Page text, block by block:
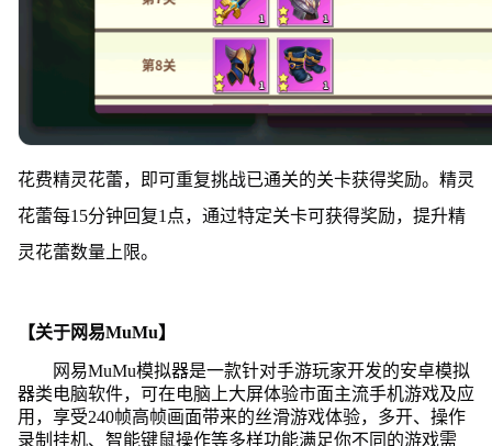
花费精灵花蕾，即可重复挑战已通关的关卡获得奖励。精灵
花蕾每15分钟回复1点，通过特定关卡可获得奖励，提升精
灵花蕾数量上限。
【关于网易MuMu】
网易MuMu模拟器是一款针对手游玩家开发的安卓模拟
器类电脑软件，可在电脑上大屏体验市面主流手机游戏及应
用，享受240帧高帧画面带来的丝滑游戏体验，多开、操作
录制挂机、智能键鼠操作等多样功能满足你不同的游戏需